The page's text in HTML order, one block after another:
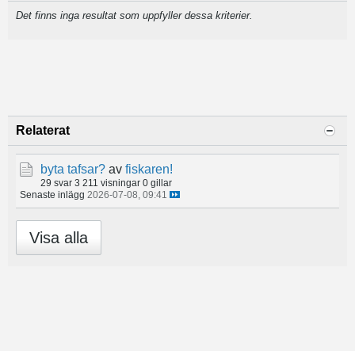
Det finns inga resultat som uppfyller dessa kriterier.
Relaterat
byta tafsar? av fiskaren!
29 svar 3 211 visningar 0 gillar
Senaste inlägg 2026-07-08, 09:41
Visa alla